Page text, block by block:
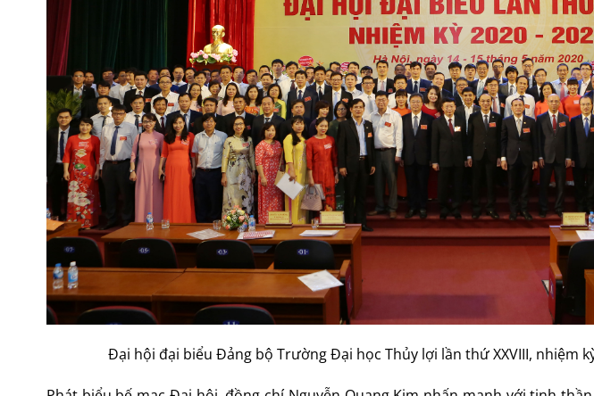
Đại hội đại biểu Đảng bộ Trường Đại học Thủy lợi lần thứ XXVIII, nhiệm